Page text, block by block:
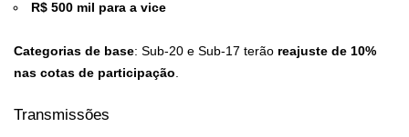
R$ 500 mil para a vice
Categorias de base: Sub-20 e Sub-17 terão reajuste de 10%
nas cotas de participação
Transmissões